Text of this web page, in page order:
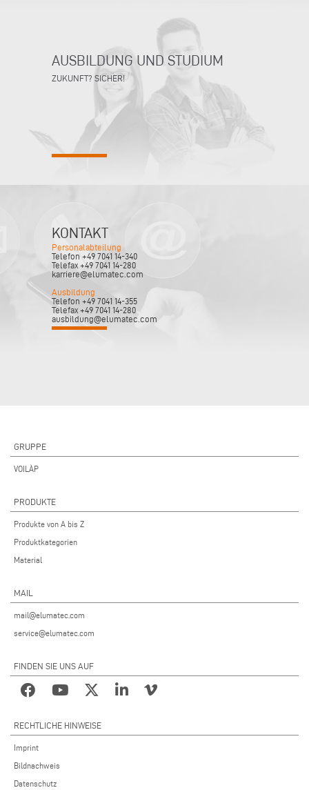
AUSBILDUNG UND STUDIUM
ZUKUNFT? SICHER!
KONTAKT
Personalabteilung
Telefon +49 7041 14-340
Telefax +49 7041 14-280
karriere@elumatec.com
Ausbildung
Telefon +49 7041 14-355
Telefax +49 7041 14-280
ausbildung@elumatec.com
GRUPPE
VOILÀP
PRODUKTE
Produkte von A bis Z
Produktkategorien
Material
MAIL
mail@elumatec.com
service@elumatec.com
FINDEN SIE UNS AUF
RECHTLICHE HINWEISE
Imprint
Bildnachweis
Datenschutz